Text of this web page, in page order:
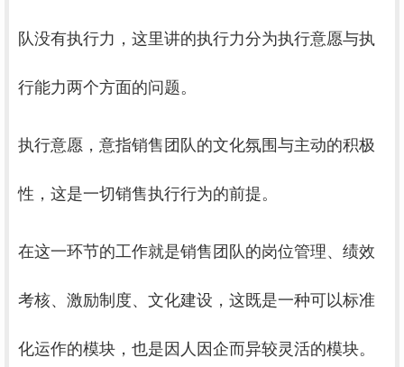
队没有执行力，这里讲的执行力分为执行意愿与执
行能力两个方面的问题。
执行意愿，意指销售团队的文化氛围与主动的积极
性，这是一切销售执行行为的前提。
在这一环节的工作就是销售团队的岗位管理、绩效
考核、激励制度、文化建设，这既是一种可以标准
化运作的模块，也是因人因企而异较灵活的模块。